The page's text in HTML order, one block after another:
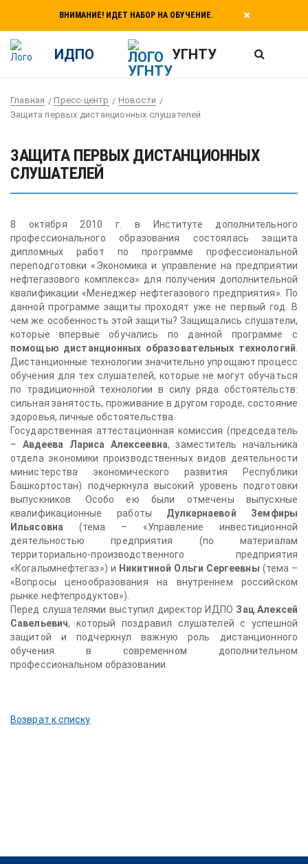
ВНИМАНИЕ! ИДЕТ НАБОР НА ОБУЧЕНИЕ.
ИДПО УГНТУ
Главная Пресс-центр
Новости
Защита первых дистанционных слушателей
ЗАЩИТА ПЕРВЫХ ДИСТАНЦИОННЫХ
СЛУШАТЕЛЕЙ
8 октября 2010 г. в Институте дополнительного
профессионального образования состоялась защита
дипломных работ по программе профессиональной
переподготовки «Экономика и управление на предприятии
нефтегазового комплекса» для получения дополнительной
квалификации «Менеджер нефтегазового предприятия». По
данной программе защиты проходят уже не первый год. В
чем же особенность этой защиты? Защищались слушатели,
которые впервые обучались по данной программе с
помощью дистанционных образовательных технологий
Дистанционные технологии значительно упрощают процесс
обучения для тех слушателей, которые не могут обучаться
по традиционной технологии в силу ряда обстоятельств:
сильная занятость, проживание в другом городе, состояние
здоровья, личные обстоятельства.
Государственная аттестационная комиссия (председатель
– Авдеева Лариса Алексеевна, заместитель начальника
отдела экономики производственных видов деятельности
министерства экономического развития Республики
Башкортостан) подчеркнула высокий уровень подготовки
выпускников. Особо ею были отмечены выпускные
квалификационные работы Дулкарнаевой Земфиры
Ильясовна (тема – «Управление инвестиционной
деятельностью предприятия (по материалам
территориально-производственного предприятия
«Когалымнефтегаз») и Никитиной Ольги Сергеевны (тема –
«Вопросы ценообразования на внутреннем российском
рынке нефтепродуктов»).
Перед слушателями выступил директор ИДПО Зац Алексей
Савельевич, который поздравил слушателей с успешной
защитой и подчеркнул важную роль дистанционного
обучения в современном дополнительном
профессиональном образовании.
Возврат к списку